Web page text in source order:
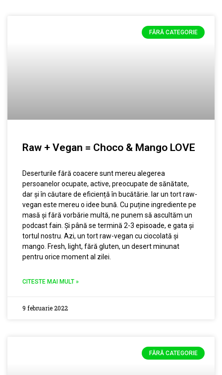
FĂRĂ CATEGORIE
Raw + Vegan = Choco & Mango LOVE
Deserturile fără coacere sunt mereu alegerea
persoanelor ocupate, active, preocupate de sănătate,
dar și în căutare de eficiență în bucătărie. Iar un tort raw-
vegan este mereu o idee bună. Cu puține ingrediente pe
masă și fără vorbărie multă, ne punem să ascultăm un
podcast fain. Și până se termină 2-3 episoade, e gata și
tortul nostru. Azi, un tort raw-vegan cu ciocolată și
mango. Fresh, light, fără gluten, un desert minunat
pentru orice moment al zilei.
CITESTE MAI MULT »
9 februarie 2022
FĂRĂ CATEGORIE